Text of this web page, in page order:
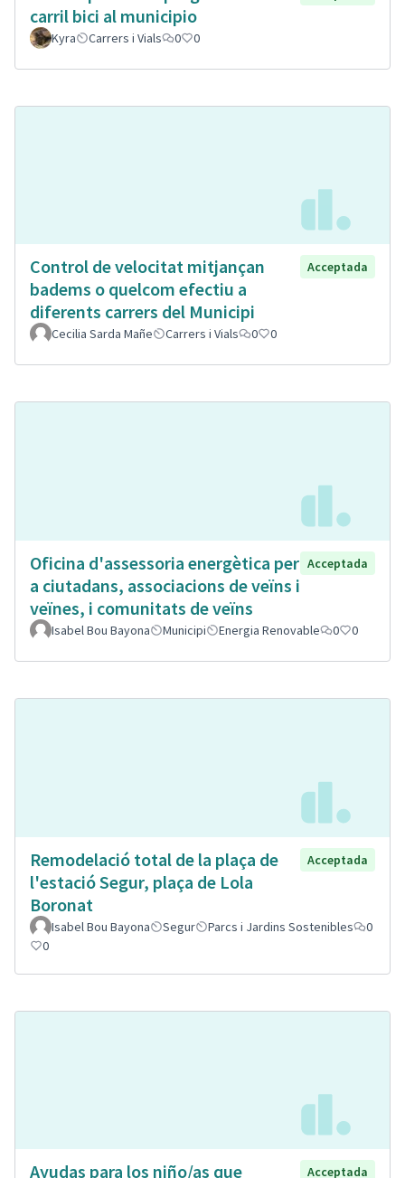
carril bici al municipio
Kyra Carrers i Vials 0 0
Control de velocitat mitjançan
badems o quelcom efectiu a
diferents carrers del Municipi
Acceptada
Cecilia Sarda Mañe Carrers i Vials 0 0
Oficina d'assessoria energètica per
a ciutadans, associacions de veïns i
veïnes, i comunitats de veïns
Acceptada
Isabel Bou Bayona Municipi Energia Renovable 0 0
Remodelació total de la plaça de
l'estació Segur, plaça de Lola
Boronat
Acceptada
Isabel Bou Bayona Segur Parcs i Jardins Sostenibles
0
0
Ayudas para los niño/as que
Acceptada